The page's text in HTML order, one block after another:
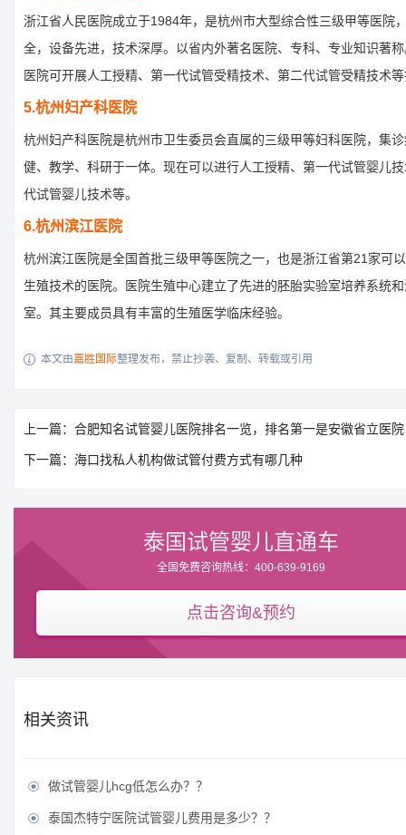
浙江省人民医院成立于1984年，是杭州市大型综合性三级甲等医院
全，设备先进，技术深厚。以省内外著名医院、专科、专业知识著
医院可开展人工授精、第一代试管受精技术、第二代试管受精技术
5.杭州妇产科医院
杭州妇产科医院是杭州市卫生委员会直属的三级甲等妇科医院，集
健、教学、科研于一体。现在可以进行人工授精、第一代试管婴儿
代试管婴儿技术等。
6.杭州滨江医院
杭州滨江医院是全国首批三级甲等医院之一，也是浙江省第21家可
生殖技术的医院。医院生殖中心建立了先进的胚胎实验室培养系统
室。其主要成员具有丰富的生殖医学临床经验。
 本文由嘉胜国际整理发布，禁止抄袭、复制、转载或引用
上一篇：合肥知名试管婴儿医院排名一览，排名第一是安徽省立医
下一篇：海口找私人机构做试管付费方式有哪几种
泰国试管婴儿直通车
全国免费咨询热线：400-639-9169
点击咨询&预约
相关资讯
 做试管婴儿hcg低怎么办？？
 泰国杰特宁医院试管婴儿费用是多少？？